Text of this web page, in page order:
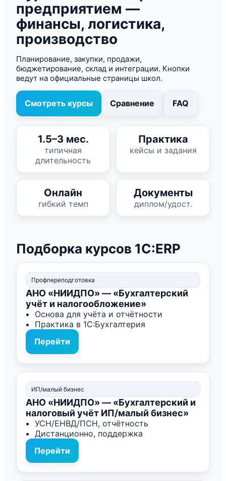
предприятием —
финансы, логистика,
производство
Планирование, закупки, продажи,
бюджетирование, склад и интеграции. Кнопки
ведут на официальные страницы школ.
Смотреть курсы Сравнение FAQ
1.5–3 мес.
типичная
длительность
Практика
кейсы и задания
Онлайн
гибкий темп
Документы
диплом/удост.
Подборка курсов 1С:ERP
Профпереподготовка
АНО «НИИДПО» — «Бухгалтерский
учёт и налогообложение»
Основа для учёта и отчётности
Практика в 1С:Бухгалтерия
Перейти
ИП/малый бизнес
АНО «НИИДПО» — «Бухгалтерский и
налоговый учёт ИП/малый бизнес»
УСН/ЕНВД/ПСН, отчётность
Дистанционно, поддержка
Перейти